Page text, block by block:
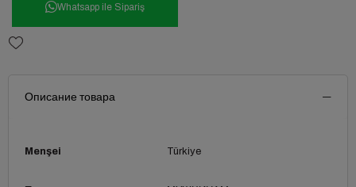
Whatsapp ile Sipariş
Описание товара
Menşei Türkiye